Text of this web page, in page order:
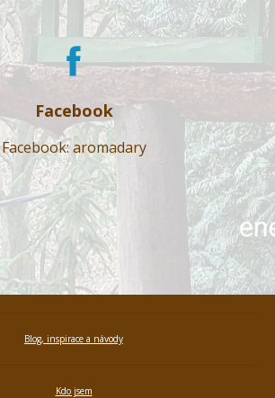
Facebook
Facebook: aromadary
Blog, inspirace a návody
Kdo jsem